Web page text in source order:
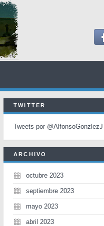
TWITTER
Tweets por @AlfonsoGonzlezJ
ARCHIVO
octubre 2023
septiembre 2023
mayo 2023
abril 2023